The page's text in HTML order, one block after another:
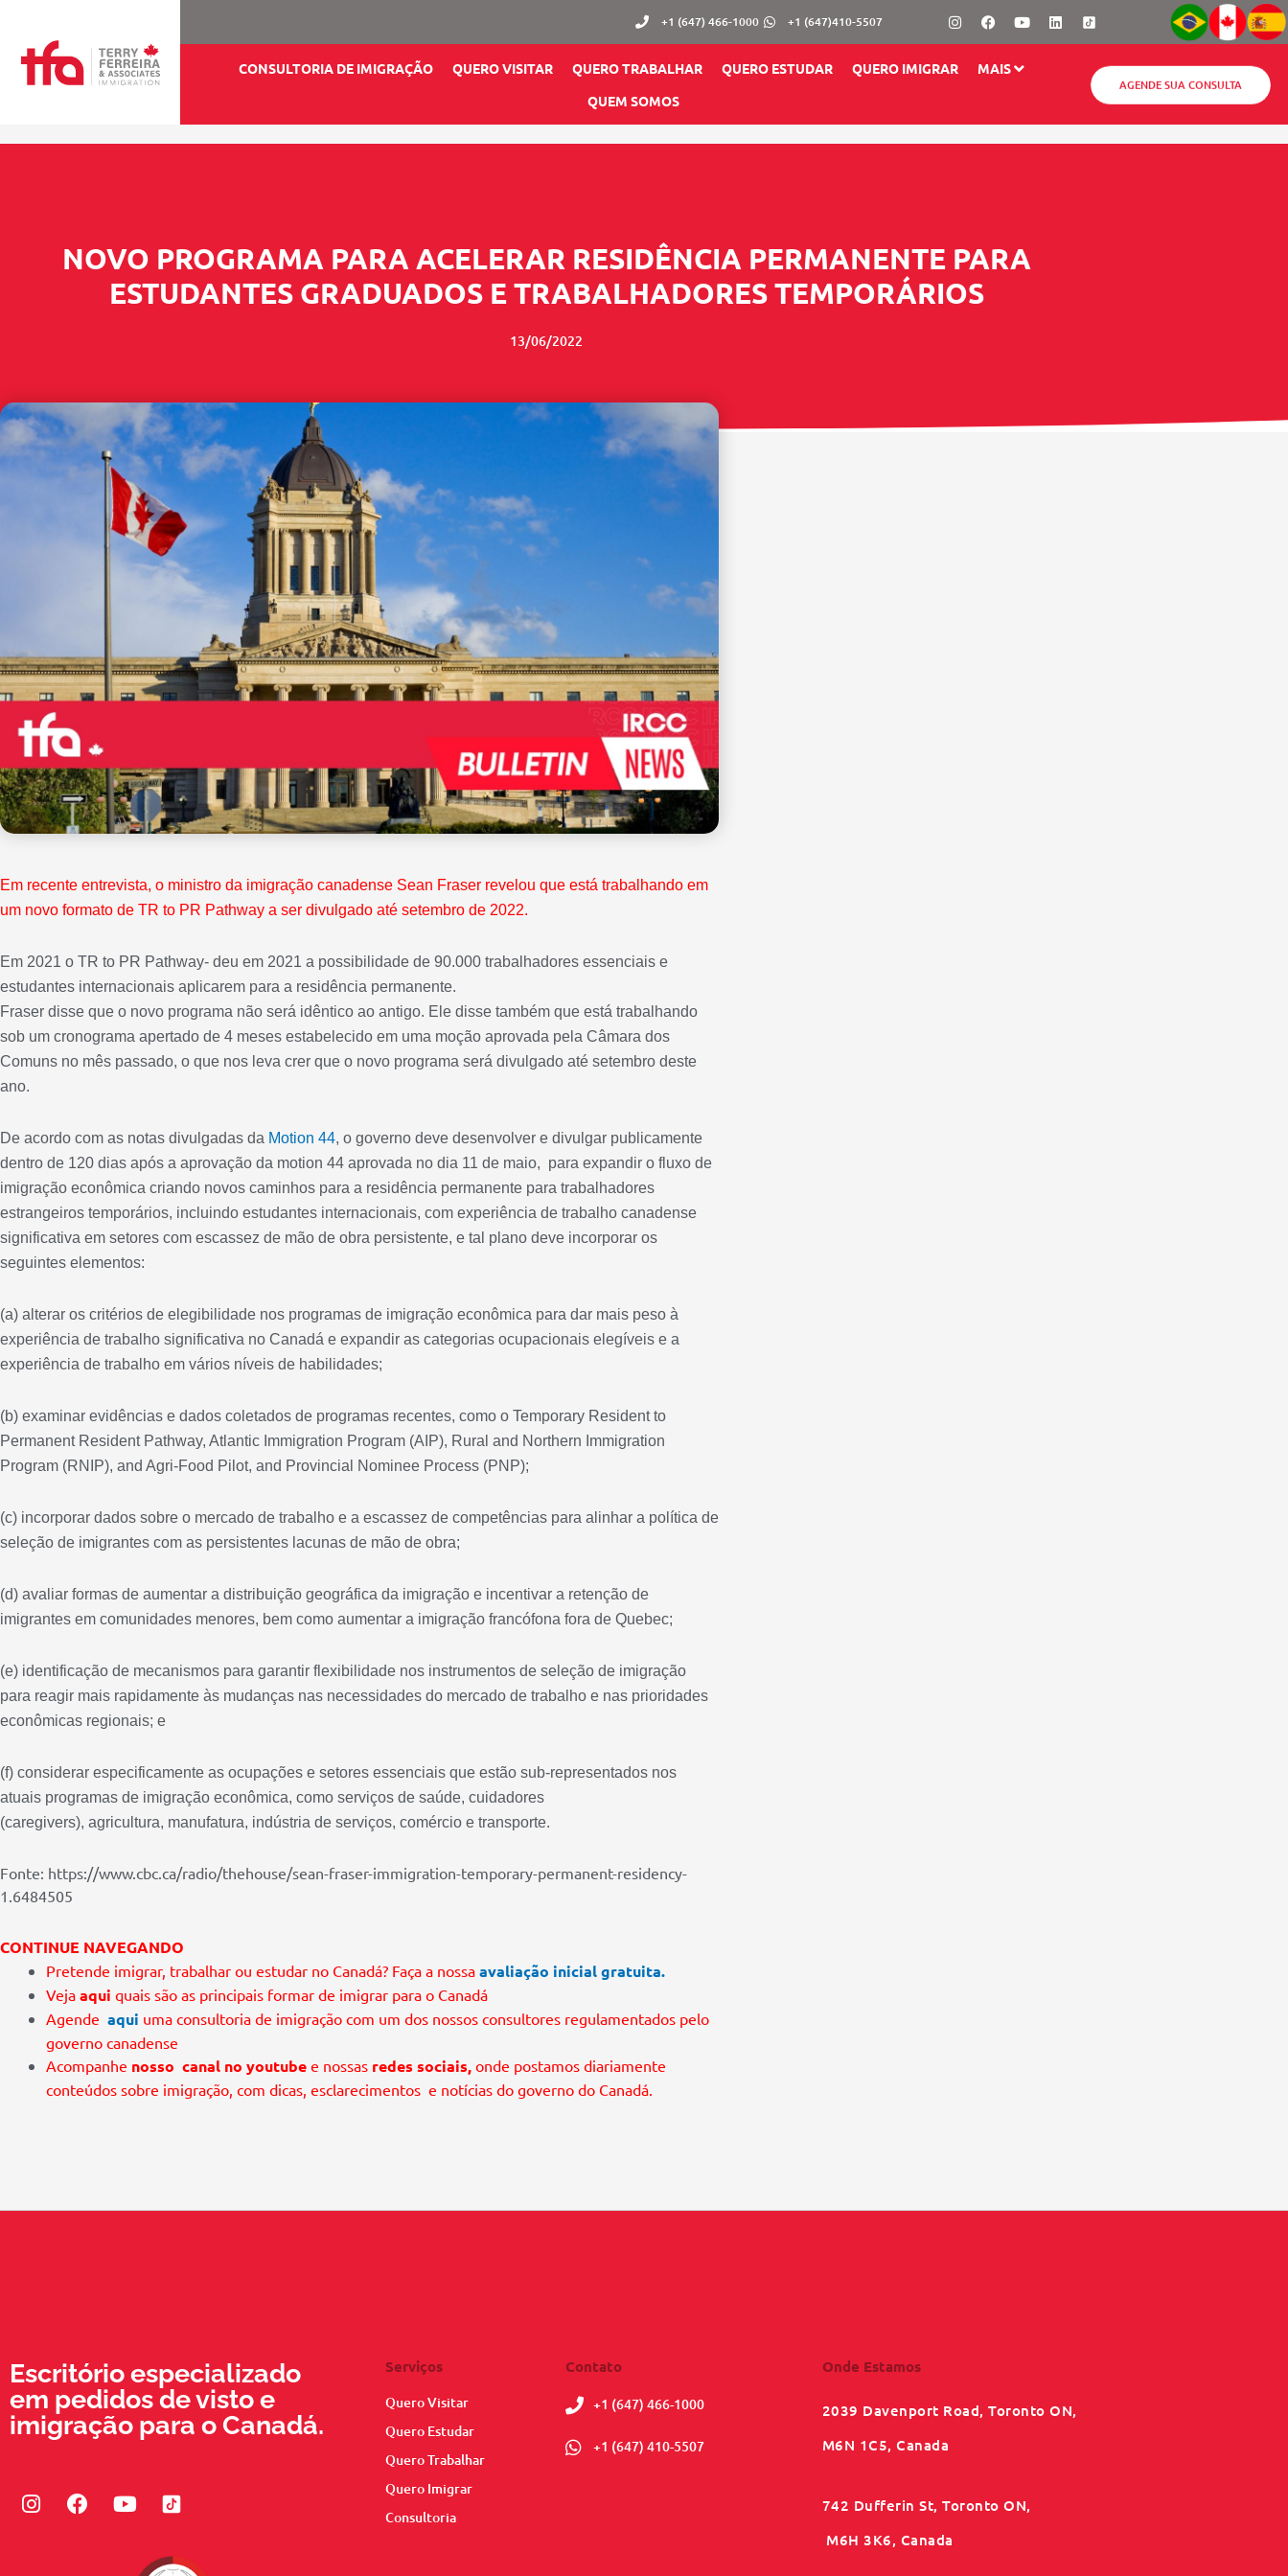
+1 (647) 466-1000 +1 (647)410-5507 InstagramFacebook
YoutubeLinkedin
CONSULTORIA DE IMIGRAÇÃO QUERO VISITAR QUERO TRABALHAR QUERO ESTUDAR QUERO IMIGRAR
MAIS
QUEM SOMOS
AGENDE SUA CONSULTA
NOVO PROGRAMA PARA ACELERAR RESIDÊNCIA PERMANENTE PARA
ESTUDANTES GRADUADOS E TRABALHADORES TEMPORÁRIOS
13/06/2022
Em recente entrevista, o ministro da imigração canadense Sean Fraser revelou que está trabalhando em
um novo formato de TR to PR Pathway a ser divulgado até setembro de 2022.
Em 2021 o TR to PR Pathway- deu em 2021 a possibilidade de 90.000 trabalhadores essenciais e
estudantes internacionais aplicarem para a residência permanente.
Fraser disse que o novo programa não será idêntico ao antigo. Ele disse também que está trabalhando
sob um cronograma apertado de 4 meses estabelecido em uma moção aprovada pela Câmara dos
Comuns no mês passado, o que nos leva crer que o novo programa será divulgado até setembro deste
ano.
De acordo com as notas divulgadas da Motion 44, o governo deve desenvolver e divulgar publicamente
dentro de 120 dias após a aprovação da motion 44 aprovada no dia 11 de maio, para expandir o fluxo de
imigração econômica criando novos caminhos para a residência permanente para trabalhadores
estrangeiros temporários, incluindo estudantes internacionais, com experiência de trabalho canadense
significativa em setores com escassez de mão de obra persistente, e tal plano deve incorporar os
seguintes elementos:
(a) alterar os critérios de elegibilidade nos programas de imigração econômica para dar mais peso à
experiência de trabalho significativa no Canadá e expandir as categorias ocupacionais elegíveis e a
experiência de trabalho em vários níveis de habilidades;
(b) examinar evidências e dados coletados de programas recentes, como o Temporary Resident to
Permanent Resident Pathway, Atlantic Immigration Program (AIP), Rural and Northern Immigration
Program (RNIP), and Agri-Food Pilot, and Provincial Nominee Process (PNP);
(c) incorporar dados sobre o mercado de trabalho e a escassez de competências para alinhar a política de
seleção de imigrantes com as persistentes lacunas de mão de obra;
(d) avaliar formas de aumentar a distribuição geográfica da imigração e incentivar a retenção de
imigrantes em comunidades menores, bem como aumentar a imigração francófona fora de Quebec;
(e) identificação de mecanismos para garantir flexibilidade nos instrumentos de seleção de imigração
para reagir mais rapidamente às mudanças nas necessidades do mercado de trabalho e nas prioridades
econômicas regionais; e
(f) considerar especificamente as ocupações e setores essenciais que estão sub-representados nos
atuais programas de imigração econômica, como serviços de saúde, cuidadores
(caregivers), agricultura, manufatura, indústria de serviços, comércio e transporte.
Fonte: https://www.cbc.ca/radio/thehouse/sean-fraser-immigration-temporary-permanent-residency-
1.6484505
CONTINUE NAVEGANDO
Pretende imigrar, trabalhar ou estudar no Canadá? Faça a nossa avaliação inicial gratuita.
Veja aqui quais são as principais formar de imigrar para o Canadá
Agende aqui uma consultoria de imigração com um dos nossos consultores regulamentados pelo
governo canadense
Acompanhe nosso canal no youtube e nossas redes sociais, onde postamos diariamente
conteúdos sobre imigração, com dicas, esclarecimentos e notícias do governo do Canadá.
Escritório especializado
em pedidos de visto e
imigração para o Canadá.
Instagram
Facebook
Youtube
Serviços
Quero Visitar
Quero Estudar
Quero Trabalhar
Quero Imigrar
Consultoria
Contato
+1 (647) 466-1000
+1 (647) 410-5507
Onde Estamos
2039 Davenport Road, Toronto ON,
M6N 1C5, Canada
742 Dufferin St, Toronto ON,
M6H 3K6, Canada